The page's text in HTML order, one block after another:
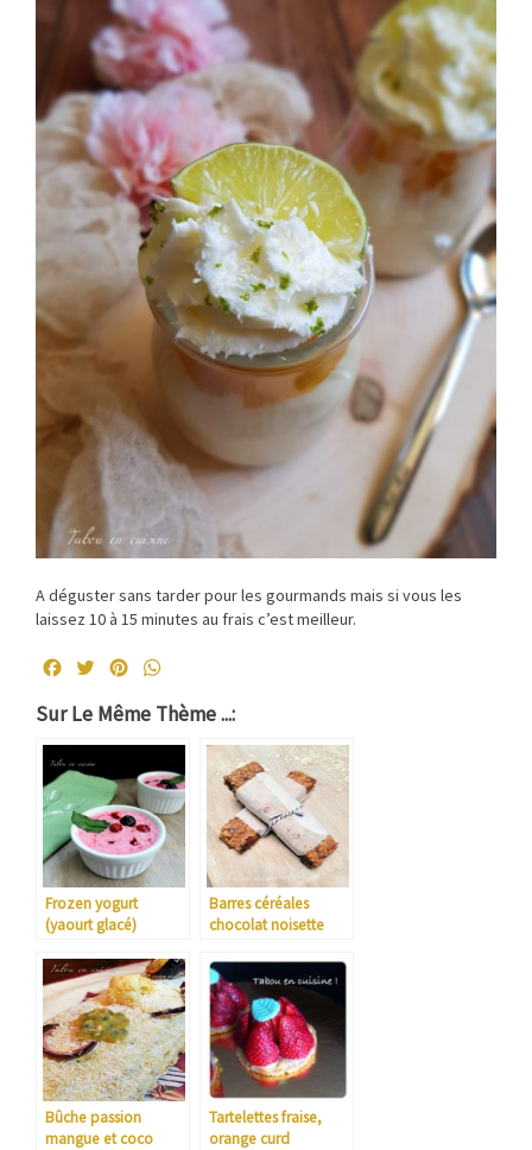
A déguster sans tarder pour les gourmands mais si vous les
laissez 10 à 15 minutes au frais c’est meilleur.
FacebookTwitterPinterest
Sur Le Même Thème ...:
Frozen yogurt
(yaourt glacé)
framboise
Barres céréales
chocolat noisette
Bûche passion
mangue et coco
Tartelettes fraise,
orange curd